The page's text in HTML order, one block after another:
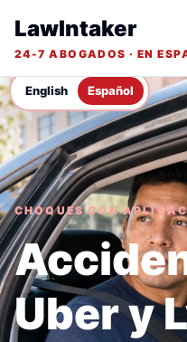
English Español
LawIntaker
24-7 ABOGADOS · EN
CHOQUES CON
Uber y